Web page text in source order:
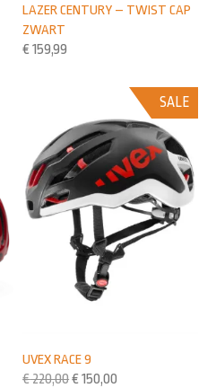
LAZER CENTURY – TWIST CAP
ZWART
€ 159,99
SALE
UVEX RACE 9
€220,00€ 150,00